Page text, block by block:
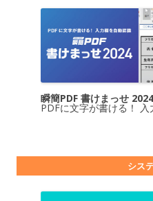
瞬簡PDF 書けまっせ 2024
PDFに文字が書ける！
シス